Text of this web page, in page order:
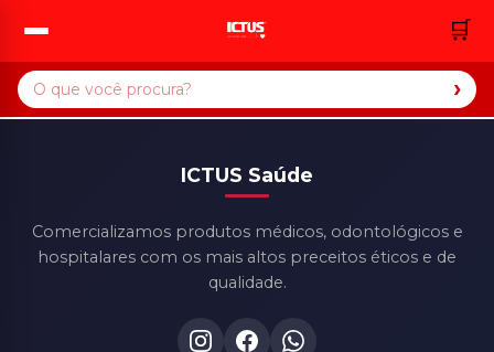
ICTUS Saúde
Comercializamos produtos médicos, odontológicos e
hospitalares com os mais altos preceitos éticos e de
qualidade.
🛒
›